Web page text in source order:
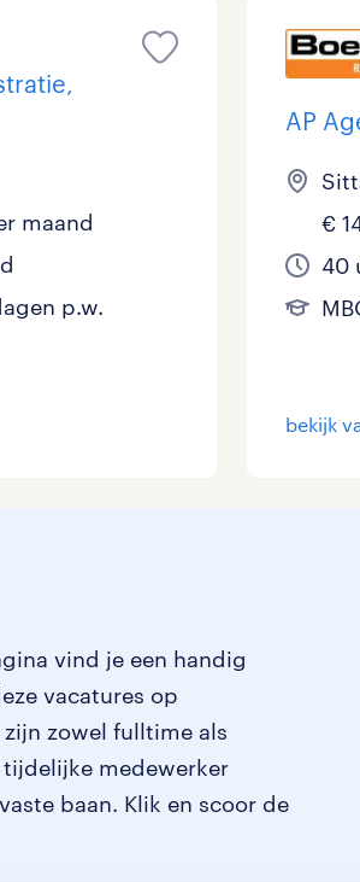
maand
p.w.
AP
€
40
bekijk
vind je een handig
vacatures op
zowel fulltime als
medewerker
baan. Klik en scoor de